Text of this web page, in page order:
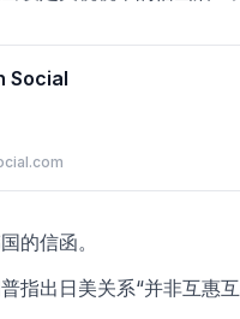
Social
的信函。
指出日美关系“并非互惠